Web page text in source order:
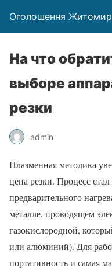
Оголошення Житомир
На что
выборе
резки
admin
Плазменная методика
цена резки. Процесс
предварительного
металле, проводящем
газокислородной,
или алюминий). Для
портативность и самая